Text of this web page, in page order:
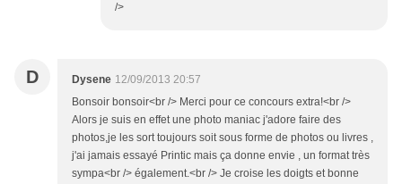
/>
D Dysene 12/09/2013 20:57
Bonsoir bonsoir<br /> Merci pour ce concours extra!<br />
Alors je suis en effet une photo maniac j'adore faire des
photos,je les sort toujours soit sous forme de photos ou livres ,
j'ai jamais essayé Printic mais ça donne envie , un format très
sympa<br /> également.<br /> Je croise les doigts et bonne